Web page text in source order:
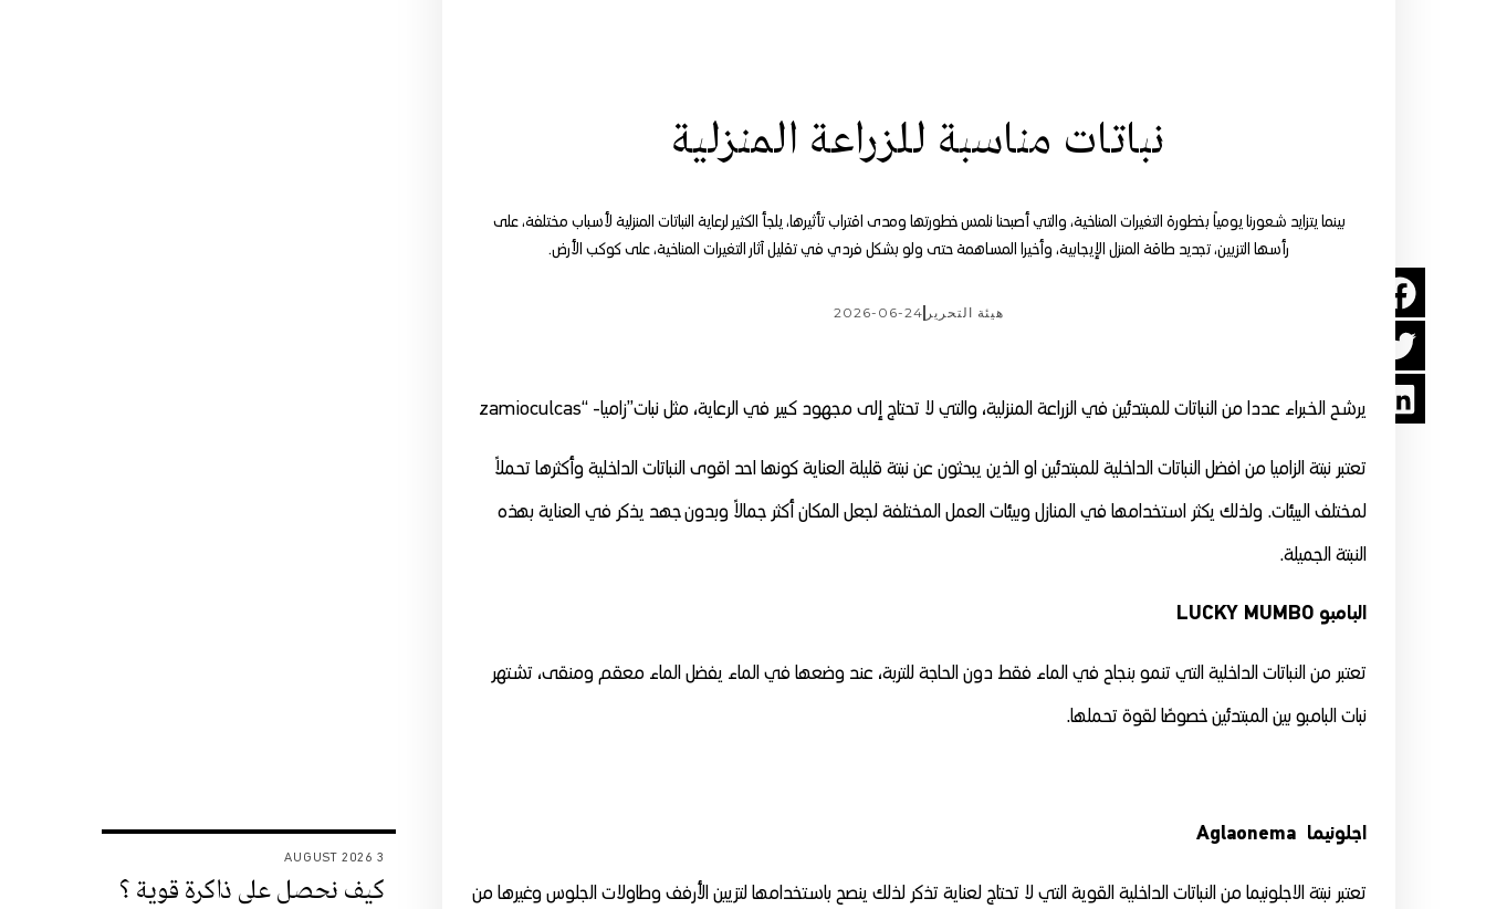
نباتات مناسبة للزراعة المنزلية
بينما يتزايد شعورنا يومياً بخطورة التغيرات المناخية، والتي أصبحنا نلمس خطورتها ومدى اقتراب تأثيرها، يلجأ الكثير لرعاية النباتات المنزلية لأسباب مختلفة، على
رأسها التزيين، تجديد طاقة المنزل الإيجابية، وأخيرا المساهمة حتى ولو بشكل فردي في تقليل آثار التغيرات المناخية، على كوكب الأرض.
هيئة التحرير 2026-06-24
يرشح الخبراء عددا من النباتات للمبتدئين في الزراعة المنزلية، والتي لا تحتاج إلى مجهود كبير في الرعاية، مثل نبات”زاميا- “zamioculcas
تعتبر نبتة الزاميا من افضل النباتات الداخلية للمبتدئين او الذين يبحثون عن نبتة قليلة العناية كونها احد اقوى النباتات الداخلية وأكثرها تحملاً
لمختلف البيئات. ولذلك يكثر استخدامها في المنازل وبيئات العمل المختلفة لجعل المكان أكثر جمالاً وبدون جهد يذكر في العناية بهذه
النبتة الجميلة.
البامبو LUCKY MUMBO
تعتبر من النباتات الداخلية التي تنمو بنجاح في الماء فقط دون الحاجة للتربة، عند وضعها في الماء يفضل الماء معقم ومنقى، تشتهر
نبات البامبو بين المبتدئين خصوصًا لقوة تحملها.
اجلونيما Aglaonema
تعتبر نبتة الاجلونيما من النباتات الداخلية القوية التي لا تحتاج لعناية تذكر لذلك ينصح باستخدامها لتزيين الأرفف وطاولات الجلوس وغيرها من
3 AUGUST 2026
كيف نحصل على ذاكرة قوية ؟